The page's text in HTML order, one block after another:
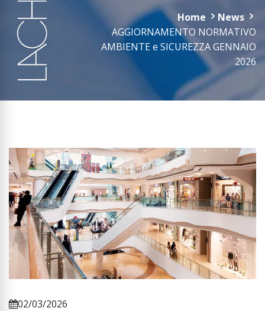
Home
News
AGGIORNAMENTO NORMATIVO
AMBIENTE e SICUREZZA GENNAIO
2026
02/03/2026